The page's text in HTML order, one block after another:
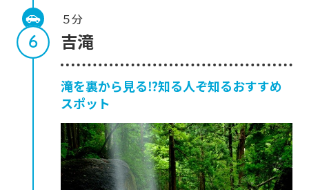
５分
吉滝
滝を裏から見る⁉知る人ぞ知るおすすめ
スポット